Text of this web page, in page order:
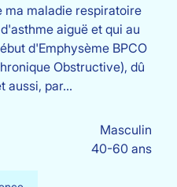
ma maladie respiratoire
aiguë et qui au
d'Emphysème BPCO
Obstructive), dû
aussi, par…
Masculin
40-60 ans